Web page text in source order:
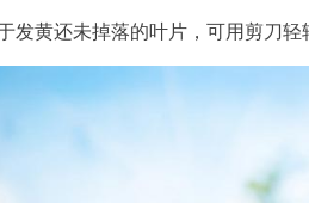
发黄还未掉落的叶片，可用剪刀轻